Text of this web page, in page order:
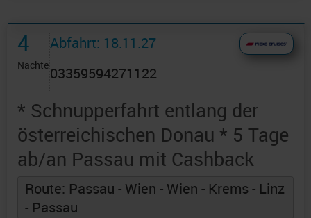
4
Nächte
Abfahrt: 18.11.27
03359594271122
* Schnupperfahrt entlang der
österreichischen Donau * 5 Tage
ab/an Passau mit Cashback
Route: Passau - Wien - Wien - Krems - Linz
- Passau